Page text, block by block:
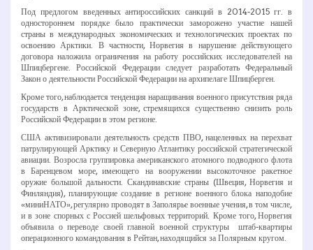
Под предлогом введенных антироссийских санкций в 2014­-2015 гг. в
одностороннем порядке было практически заморожено участие нашей
страны в международных экономических и технологических проектах по
освоению Арктики. В частности, Норвегия в нарушение действующего
договора наложила ограничения на работу российских исследователей на
Шпицбергене. Российской Федерации следует разработать Федеральный
Закон о деятельности Российской Федерации на архипелаге Шпицберген.
Кроме того, наблюдается тенденция наращивания военного присутствия ряда
государств в Арктической зоне, стремящихся существенно снизить роль
Российской Федерации в этом регионе.
США активизировали деятельность средств ПВО, нацеленных на перехват
патрулирующей Арктику и Северную Атлантику российской стратегической
авиации. Возросла группировка американского атомного подводного флота
в Баренцевом море, имеющего на вооружении высокоточное ракетное
оружие большой дальности. Скандинавские страны (Швеция, Норвегия и
Финляндия), планирующие создание в регионе военного блока наподобие
«мини­НАТО», регулярно проводят в Заполярье военные учения, в том числе,
и в зоне спорных с Россией шельфовых территорий. Кроме того, Норвегия
объявила о переводе своей главной военной структуры ­ штаб-­квартиры
операционного командования в Рейтан, находящийся за Полярным кругом.